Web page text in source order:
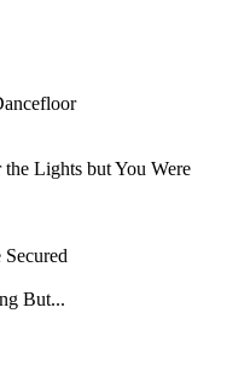
Lights but You Were
But...